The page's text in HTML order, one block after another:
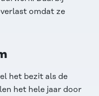
omdat ze
het bezit als de
het hele jaar door